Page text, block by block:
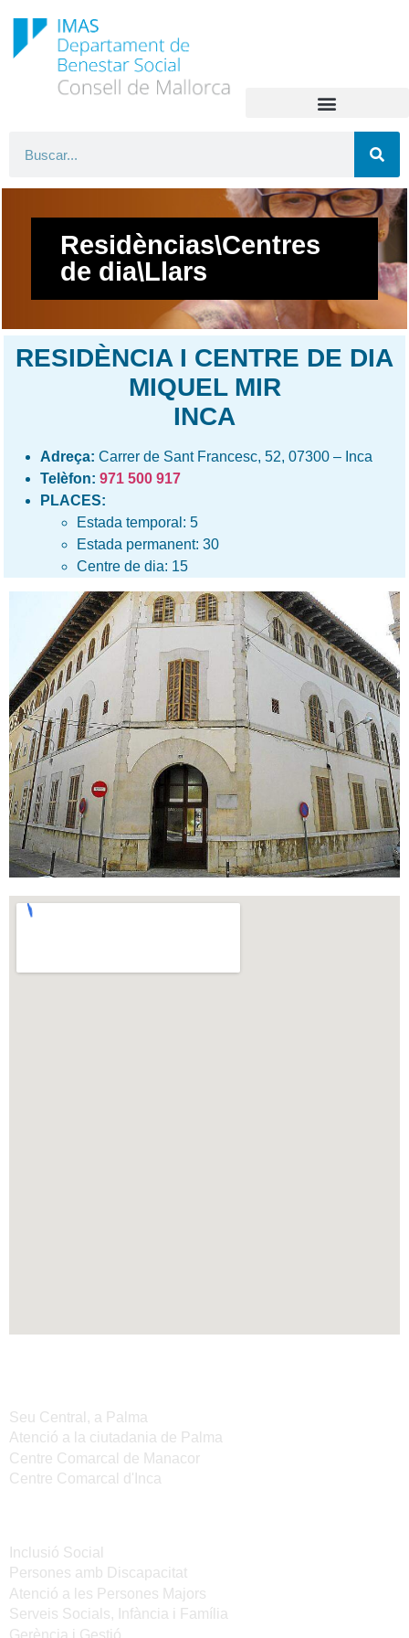
Residèncias\Centres
de dia\Llars
RESIDÈNCIA I CENTRE DE DIA
MIQUEL MIR
INCA
Adreça: Carrer de Sant Francesc, 52, 07300 – Inca
Telèfon: 971 500 917
PLACES:
Estada temporal: 5
Estada permanent: 30
Centre de dia: 15
Seu Central, a Palma
Atenció a la ciutadania de Palma
Centre Comarcal de Manacor
Centre Comarcal d'Inca
Inclusió Social
Persones amb Discapacitat
Atenció a les Persones Majors
Serveis Socials, Infància i Família
Gerència i Gestió